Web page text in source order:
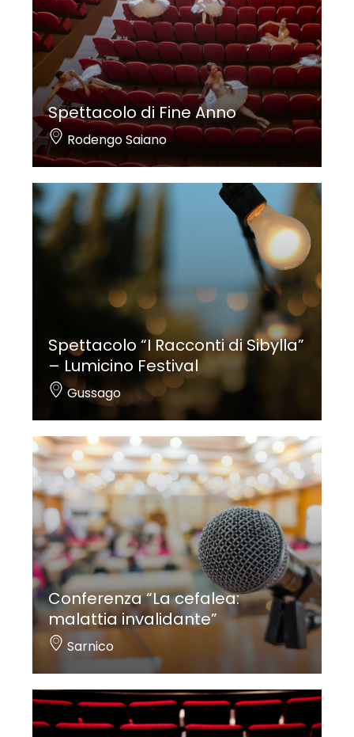
Spettacolo di Fine Anno
Rodengo Saiano
Spettacolo “I Racconti di Sibylla”
– Lumicino Festival
Gussago
Conferenza “La cefalea:
malattia invalidante”
Sarnico